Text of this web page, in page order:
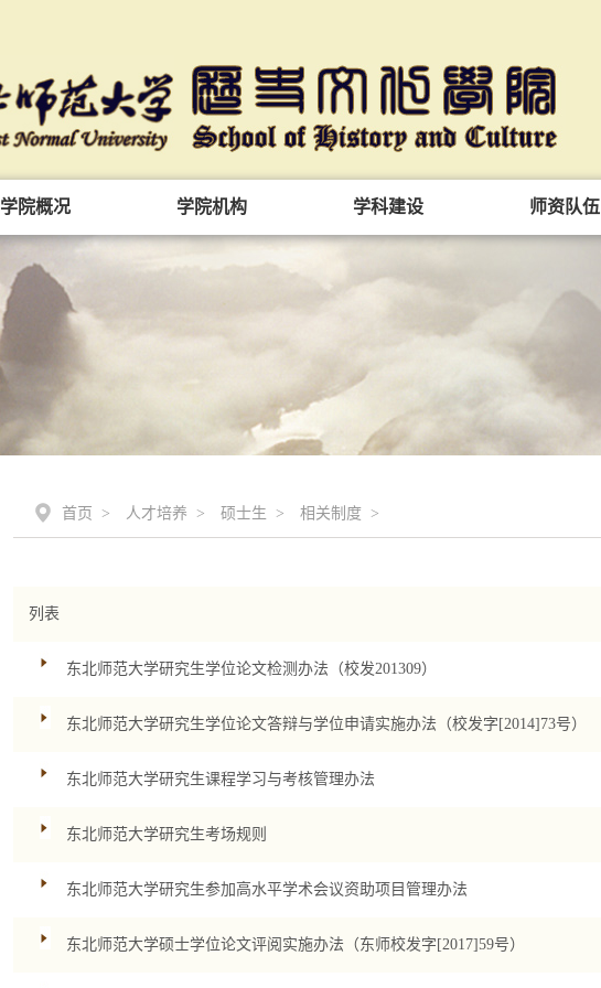
学院概况 学院机构 学科建设 师资队伍
首页 > 人才培养 > 硕士生 > 相关制度 >
列表
东北师范大学研究生学位论文检测办法（校发201309）
东北师范大学研究生学位论文答辩与学位申请实施办法（校发字[2014]73号）
东北师范大学研究生课程学习与考核管理办法
东北师范大学研究生考场规则
东北师范大学研究生参加高水平学术会议资助项目管理办法​
东北师范大学硕士学位论文评阅实施办法（东师校发字[2017]59号）